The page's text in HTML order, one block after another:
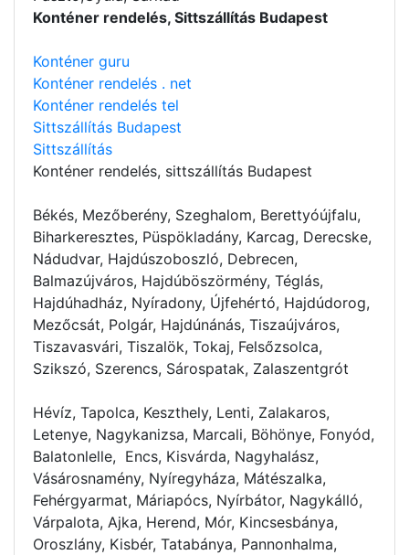
Konténer rendelés, Sittszállítás Budapest
Konténer guru
Konténer rendelés . net
Konténer rendelés tel
Sittszállítás Budapest
Sittszállítás
Konténer rendelés, sittszállítás Budapest
Békés, Mezőberény, Szeghalom, Berettyóújfalu,
Biharkeresztes, Püspökladány, Karcag, Derecske,
Nádudvar, Hajdúszoboszló, Debrecen,
Balmazújváros, Hajdúböszörmény, Téglás,
Hajdúhadház, Nyíradony, Újfehértó, Hajdúdorog,
Mezőcsát, Polgár, Hajdúnánás, Tiszaújváros,
Tiszavasvári, Tiszalök, Tokaj, Felsőzsolca,
Szikszó, Szerencs, Sárospatak, Zalaszentgrót
Hévíz, Tapolca, Keszthely, Lenti, Zalakaros,
Letenye, Nagykanizsa, Marcali, Böhönye, Fonyód,
Balatonlelle, Encs, Kisvárda, Nagyhalász,
Vásárosnamény, Nyíregyháza, Mátészalka,
Fehérgyarmat, Máriapócs, Nyírbátor, Nagykálló,
Várpalota, Ajka, Herend, Mór, Kincsesbánya,
Oroszlány, Kisbér, Tatabánya, Pannonhalma,